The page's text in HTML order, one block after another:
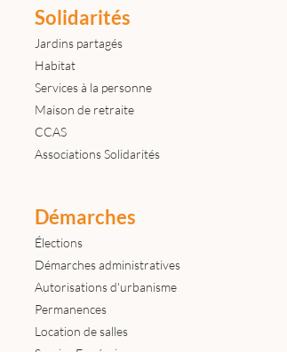
Solidarités
Jardins partagés
Habitat
Services à la personne
Maison de retraite
CCAS
Associations Solidarités
Démarches
Élections
Démarches administratives
Autorisations d'urbanisme
Permanences
Location de salles